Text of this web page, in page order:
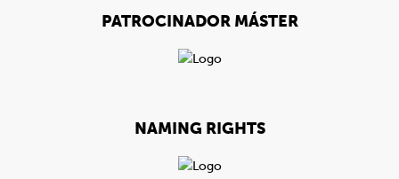
PATROCINADOR MÁSTER
NAMING RIGHTS